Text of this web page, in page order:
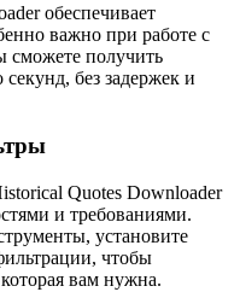
обеспечивает
важно при работе с
получить
секунд, без задержек и
Quotes Downloader
и требованиями.
установите
чтобы
вам нужна.